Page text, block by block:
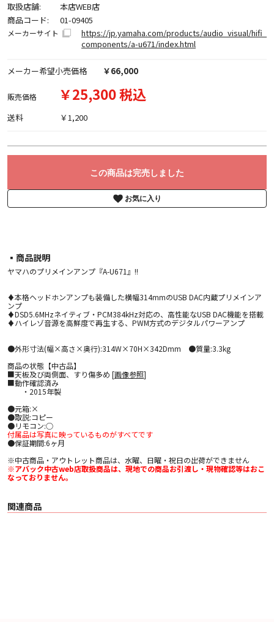
取扱店舗:
本店WEB店
商品コード:
01-09405
メーカーサイト
https://jp.yamaha.com/products/audio_visual/hifi_
components/a-u671/index.html
メーカー希望小売価格 ￥66,000
販売価格 ￥25,300 税込
送料 ￥1,200
この商品は完売しました
お気に入り
▪︎商品説明
ヤマハのプリメインアンプ『A-U671』!!
♦本格ヘッドホンアンプも装備した横幅314mmのUSB DAC内蔵プリメインア
ンプ
♦DSD5.6MHzネイティブ・PCM384kHz対応の、高性能なUSB DAC機能を搭載
♦ハイレゾ音源を高鮮度で再生する、PWM方式のデジタルパワーアンプ
●外形寸法(幅×高さ×奥行):314W×70H×342Dmm ●質量:3.3kg
商品の状態【中古品】
■天板及び両側面、すり傷多め [画像参照]
■動作確認済み
・2015年製
●元箱:×
●取説:コピー
●リモコン:○
付属品は写真に映っているものがすべてです
●保証期間:6ヶ月
※中古商品・アウトレット商品は、水曜、日曜・祝日の出荷ができません
※アバック中古web店取扱商品は、現地での商品お引渡し・現物確認等はおこ
なっておりません。
関連商品